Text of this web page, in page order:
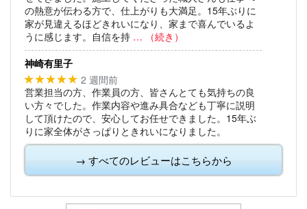
の熱意が伝わる方で、仕上がりも大満足。15年ぶりに
家が見違えるほどきれいになり、家まで喜んでいるよ
うに感じます。自信を持 … （続き）
神崎有里子
★★★★★ 2 週間前
営業担当の方、作業員の方、皆さんとても気持ちの良
い方々でした。作業内容や進み具合なども丁寧に説明
して頂けたので、安心してお任せできました。15年ぶ
りに家全体がさっぱりときれいになりました。
→ すべてのレビューはこちらから